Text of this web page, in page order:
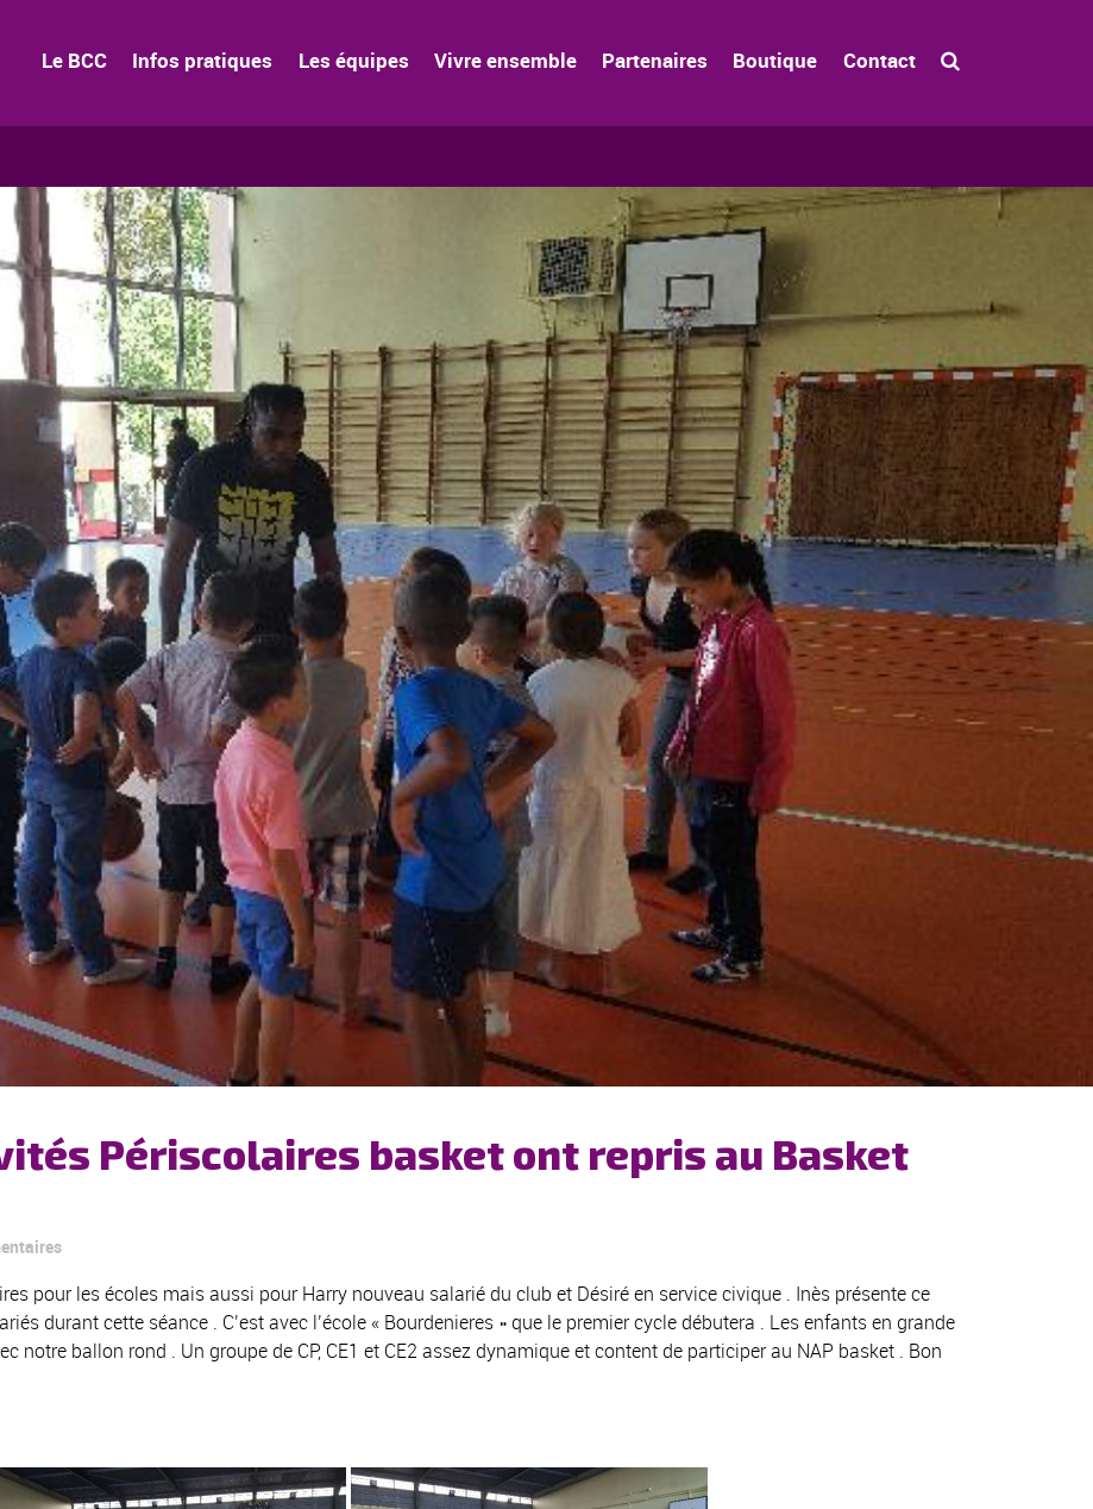
Le BCC Infos pratiques Les équipes Vivre ensemble Partenaires Boutique Contact
Périscolaires basket ont repris au Basket
pour les écoles mais aussi pour Harry nouveau salarié du club et Désiré en service civique . Inès présente ce
durant cette séance . C’est avec l’école « Bourdenieres » que le premier cycle débutera . Les enfants en grande
notre ballon rond . Un groupe de CP, CE1 et CE2 assez dynamique et content de participer au NAP basket . Bon